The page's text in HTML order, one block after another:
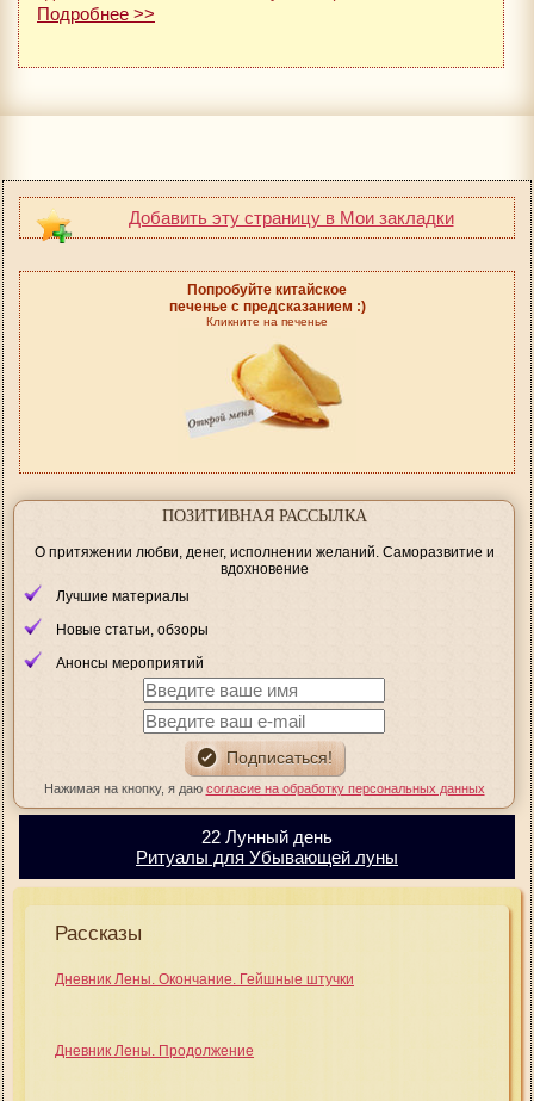
Подробнее >>
Добавить эту страницу в Мои закладки
Попробуйте китайское
печенье с предсказанием :)
Кликните на печенье
ПОЗИТИВНАЯ РАССЫЛКА
О притяжении любви, денег, исполнении желаний. Саморазвитие и
вдохновение
Лучшие материалы
Новые статьи, обзоры
Анонсы мероприятий
Нажимая на кнопку, я даю согласие на обработку персональных данных
22 Лунный день
Ритуалы для Убывающей луны
Рассказы
Дневник Лены. Окончание. Гейшные штучки
Дневник Лены. Продолжение